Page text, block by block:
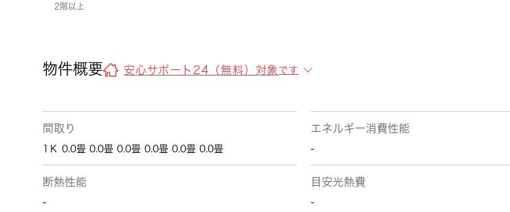
2階以上
物件概要 安心サポート24（無料）対象 です
間取り
1Ｋ 0.0畳 0.0畳 0.0畳 0.0畳 0.0畳 0.0畳
エネルギー消費性能
-
断熱性能
-
目安光熱費
-